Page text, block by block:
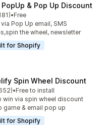
PopUp & Pop Up Discount
中
ュー数：181件
•Free
Pop Up email, SMS
the wheel, newsletter
for Shopify
Spin Wheel Discount
中
ュー数：652件
•Free to install
win via spin wheel discount
game & email pop up
for Shopify